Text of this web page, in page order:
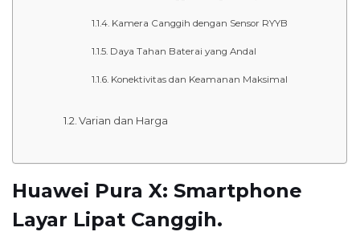
Kamera Canggih dengan Sensor RYYB
Daya Tahan Baterai yang Andal
Konektivitas dan Keamanan Maksimal
Varian dan Harga
Huawei Pura X: Smartphone
Layar Lipat Canggih.